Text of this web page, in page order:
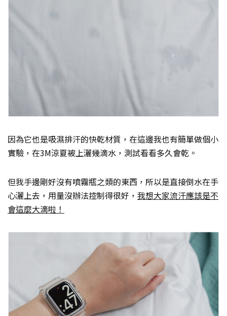
因為它也是吸濕排汗的快乾材質，在這邊我也有簡單做個小
實驗，在3M涼夏被上灑幾滴水，測試看看多久會乾。
但我手邊剛好沒有噴霧瓶之類的東西，所以是直接倒水在手
心灑上去，用量沒辦法控制得很好， 我想大家流汗應該是不
會這麼大滴啦！